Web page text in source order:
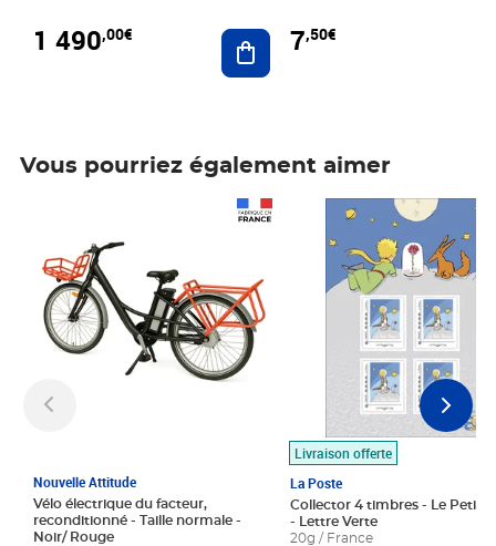
1 490,00€ Ajouter au panier
7,50€
Vous pourriez également aimer
Nouvelle Attitude
Vélo électrique du facteur,
reconditionné - Taille normale -
Noir/ Rouge
Livraison offerte
La Poste
Collector 4 timbres - Le Petit
- Lettre Verte
20g / France
Prix 7,50€